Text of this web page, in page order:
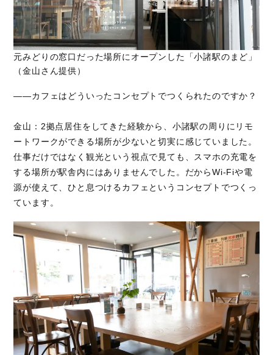
元みどりの窓口だった場所にオープンした「小諸駅のまど」
（金山さん提供）
――カフェはどういったコンセプトでつくられたのですか？
金山：2拠点居住をしてきた経験から、小諸駅の周りにリモ
ートワークができる場所が少ないと切実に感じていました。
仕事だけではなく観光という視点で見ても、スマホの充電を
する場所が駅舎内にはありませんでした。だからWi-Fiや電
源が使えて、ひと息つけるカフェというコンセプトでつくっ
ています。